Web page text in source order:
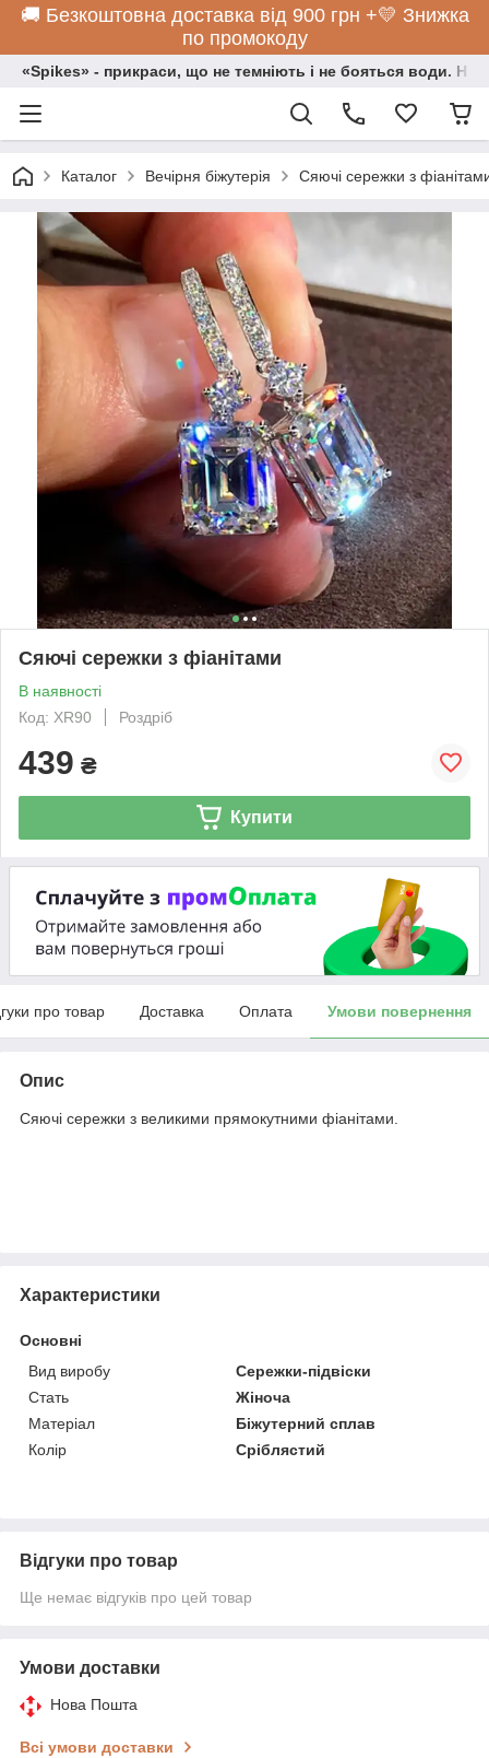
🚚 Безкоштовна доставка від 900 грн +💛 Знижка
по промокоду
«Spikes» - прикраси, що не темніють і не бояться води.
Каталог Вечірня біжутерія Сяючі сережки з
Сяючі сережки з фіанітами
В наявності
Код: XR90
Роздріб
439 ₴
Купити
про товар Доставка Оплата Умови повернення
Опис
Сяючі сережки з великими прямокутними фіанітами.
Характеристики
Основні
Вид виробу
Сережки-підвіски
Стать
Жіноча
Матеріал
Біжутерний сплав
Колір
Сріблястий
Відгуки про товар
Ще немає відгуків про цей товар
Умови доставки
Нова Пошта
Всі умови доставки